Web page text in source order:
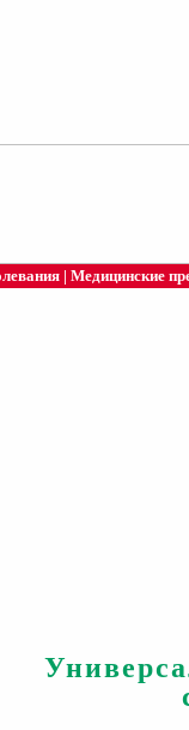
| Медицинские